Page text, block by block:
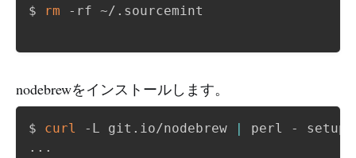
$
rm -rf ~/.sourcemint
nodebrewをインストールします。
$ curl -L git.io/nodebrew |
..